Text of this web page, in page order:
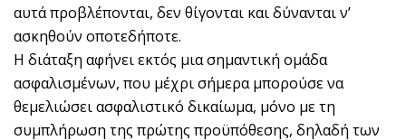
αυτά προβλέπονται, δεν θίγονται και δύνανται ν’
ασκηθούν οποτεδήποτε.
Η διάταξη αφήνει εκτός μια σημαντική ομάδα
ασφαλισμένων, που μέχρι σήμερα μπορούσε να
θεμελιώσει ασφαλιστικό δικαίωμα, μόνο με τη
συμπλήρωση της πρώτης προϋπόθεσης, δηλαδή των